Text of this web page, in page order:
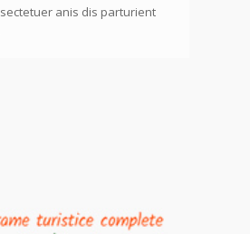
anis dis parturient